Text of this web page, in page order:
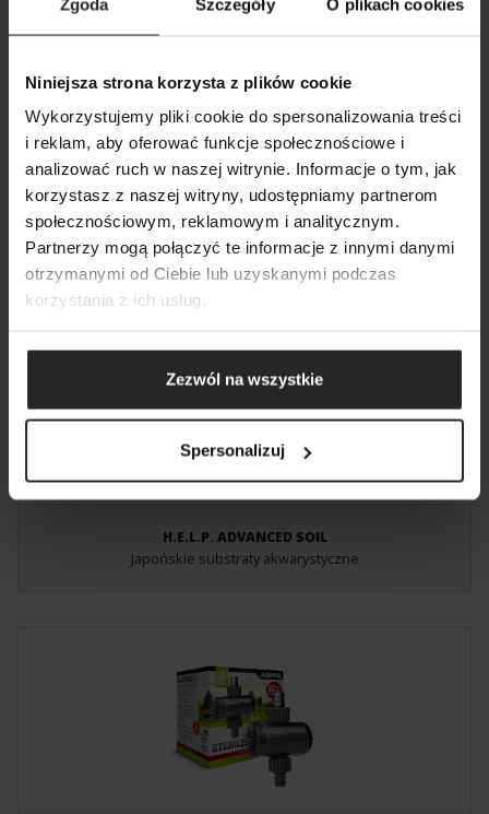
Zgoda Szczegóły O plikach cookies
Niniejsza strona korzysta z plików cookie
Wykorzystujemy pliki cookie do spersonalizowania treści
i reklam, aby oferować funkcje społecznościowe i
analizować ruch w naszej witrynie. Informacje o tym, jak
korzystasz z naszej witryny, udostępniamy partnerom
społecznościowym, reklamowym i analitycznym.
Partnerzy mogą połączyć te informacje z innymi danymi
otrzymanymi od Ciebie lub uzyskanymi podczas
korzystania z ich usług.
Zezwól na wszystkie
Spersonalizuj
LEDDY SLIM HANGER
Oświetlenie na wyższym poziomie
H.E.L.P. ADVANCED SOIL
Japońskie substraty akwarystyczne
POKAŻ LISTĘ
DODAJ NASTĘPNY
POKAŻ PORÓWNANIE
DODAJ NASTĘPNY
DODAJ NASTĘPNY
SZUKAJ